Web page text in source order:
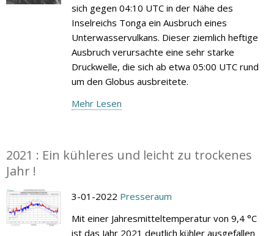
sich gegen 04:10 UTC in der Nähe des
Inselreichs Tonga ein Ausbruch eines
Unterwasservulkans. Dieser ziemlich heftige
Ausbruch verursachte eine sehr starke
Druckwelle, die sich ab etwa 05:00 UTC rund
um den Globus ausbreitete.
Mehr Lesen
2021 : Ein kühleres und leicht zu trockenes
Jahr !
3-01-2022 Presseraum
Mit einer Jahresmitteltemperatur von 9,4 °C
ist das Jahr 2021 deutlich kühler ausgefallen